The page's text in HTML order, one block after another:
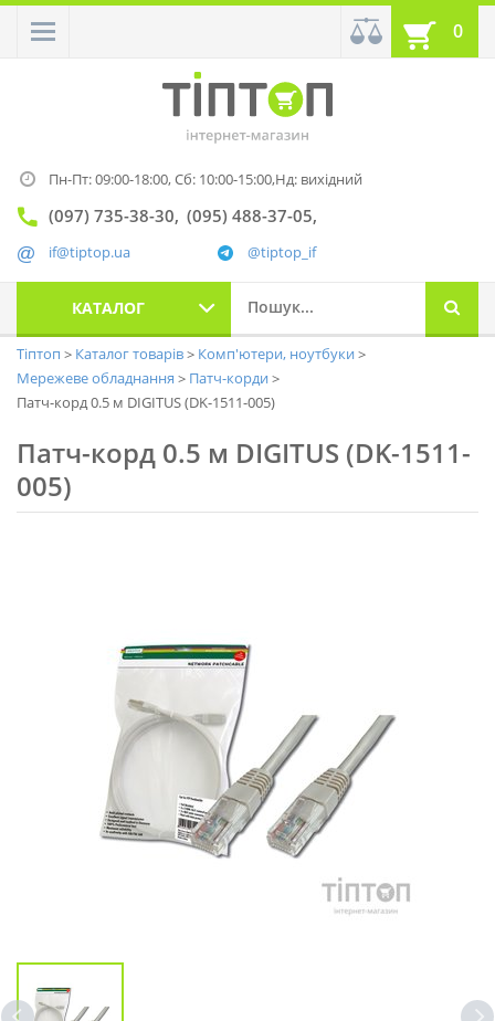
0
Пн-Пт: 09:00-18:00,Сб: 10:00-15:00,Нд: вихідний
(097) 735-38-30 (095) 488-37-05
@tiptop_if
if@tiptop.ua
КАТАЛОГ
Тіптоп Каталог товарів
Комп'ютери, ноутбуки
Мережеве обладнання
Патч-корди
Патч-корд 0.5 м DIGITUS (DK-1511-005)
Патч-корд 0.5 м DIGITUS (DK-1511-
005)